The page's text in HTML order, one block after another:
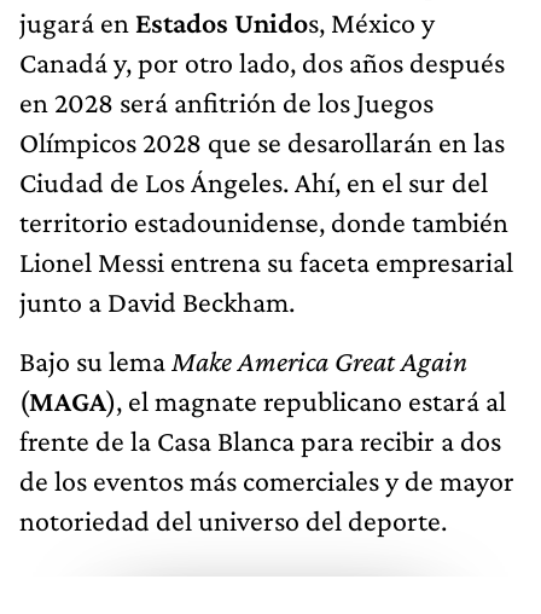
jugará en Estados Unidos, México y
Canadá y, por otro lado, dos años después
en 2028 será anfitrión de los Juegos
Olímpicos 2028 que se desarollarán en las
Ciudad de Los Ángeles. Ahí, en el sur del
territorio estadounidense, donde también
Lionel Messi entrena su faceta empresarial
junto a David Beckham.
Bajo su lema Make America Great Again
(MAGA), el magnate republicano estará al
frente de la Casa Blanca para recibir a dos
de los eventos más comerciales y de mayor
notoriedad del universo del deporte.